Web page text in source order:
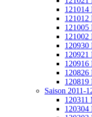
121014
121012
121005
121002
120930
120921
120916
120826
120819
Saison 2011-
120311
120304